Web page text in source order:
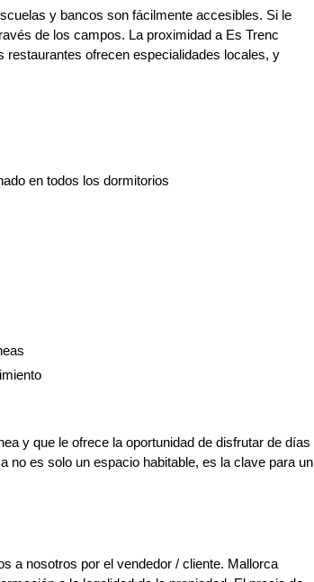
y bancos son fácilmente accesibles. Si le
de los campos. La proximidad a Es Trenc
restaurantes ofrecen especialidades locales, y
en todos los dormitorios
y que le ofrece la oportunidad de disfrutar de días
no es solo un espacio habitable, es la clave para un
a nosotros por el vendedor / cliente. Mallorca